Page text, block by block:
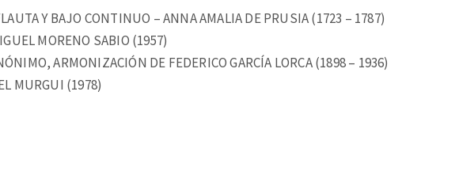
Y BAJO CONTINUO – ANNA AMALIA DE PRUSIA (1723 – 1787)
MORENO SABIO (1957)
ARMONIZACIÓN DE FEDERICO GARCÍA LORCA (1898 – 1936)
MURGUI (1978)